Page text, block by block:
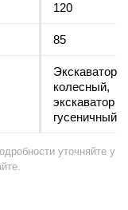
120
85
Экскаватор
колесный,
экскаватор
гусеничный
уточняйте у